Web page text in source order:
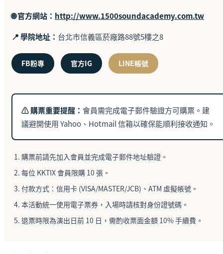
🌐 官方網站： http://www.1500soundacademy.com.tw
📍 學院地址： 台北市信義區菸廠路88號5樓之8
FB粉專 官方IG LINE帳號
⚠️ 購票重要提醒： 會員需完成電子郵件驗證方可購票。建
議避開使用 Yahoo、Hotmail 信箱以確保能順利接收通知。
購票前請先加入會員並完成電子郵件地址驗證。
每位 KKTIX 會員限購 10 張。
付款方式：信用卡 (VISA/MASTER/JCB)、ATM 虛擬帳號。
本活動統一使用電子票券，入場時請核對身份證號碼。
退票時限為演出日前 10 日，需酌收票面金額 10% 手續費。